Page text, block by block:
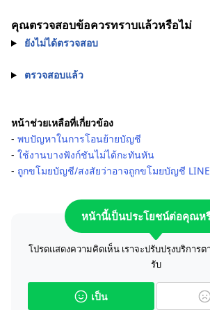
คุณตรวจสอบข้อควรทราบแล้วหรือไม่
ยังไม่ได้ตรวจสอบ
ตรวจสอบแล้ว
หน้าช่วยเหลือที่เกี่ยวข้อง
- พบปัญหาในการโอนย้ายบัญชี
- ใช้งานบางฟังก์ชันไม่ได้กะทันหัน
- ถูกขโมยบัญชี/สงสัยว่าอาจถูกขโมยบัญชี LINE
หน้านี้เป็นประโยชน์ต่อคุณห
โปรดแสดงความคิดเห็น เราจะปรับปรุงบริการ
รับ
เป็น